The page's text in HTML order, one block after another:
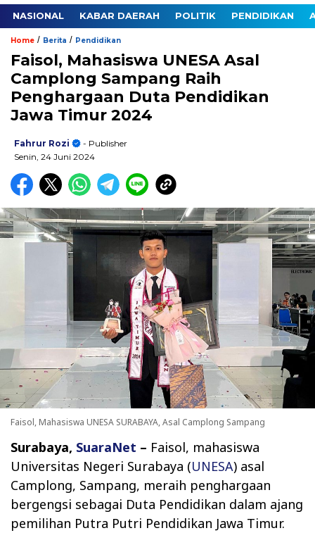
NASIONAL KABAR DAERAH POLITIK PENDIDIKAN
Home / Berita / Pendidikan
Faisol, Mahasiswa UNESA Asal
Camplong Sampang Raih
Penghargaan Duta Pendidikan
Jawa Timur 2024
Fahrur Rozi
- Publisher
Senin, 24 Juni 2024
Faisol, Mahasiswa UNESA SURABAYA, Asal Camplong Sampang
Surabaya, SuaraNet – Faisol, mahasiswa
Universitas Negeri Surabaya (UNESA) asal
Camplong, Sampang, meraih penghargaan
bergengsi sebagai Duta Pendidikan dalam ajang
pemilihan Putra Putri Pendidikan Jawa Timur.